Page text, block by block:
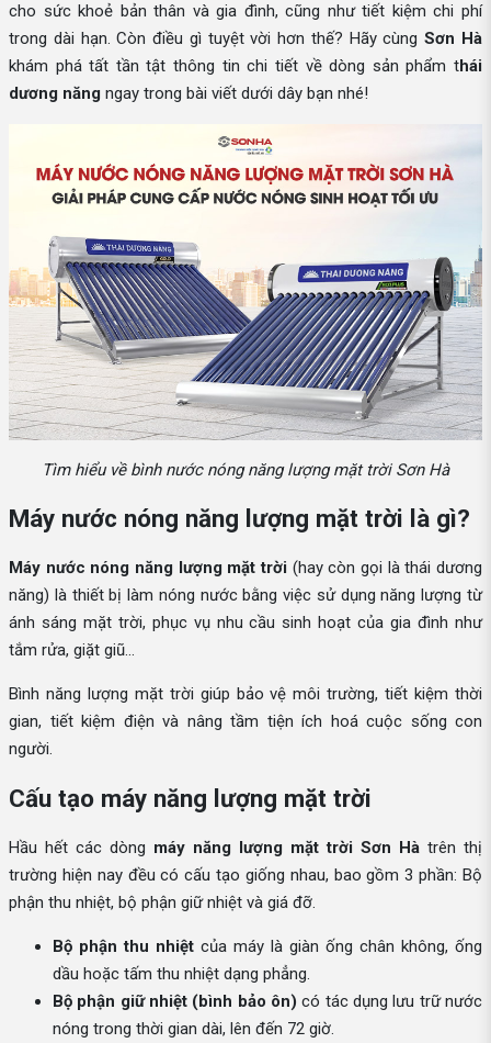
cho sức khoẻ bản thân và gia đình, cũng như tiết kiệm chi phí
trong dài hạn. Còn điều gì tuyệt vời hơn thế? Hãy cùngSơn Hà
khám phá tất tần tật thông tin chi tiết về dòng sản phẩm thái
dương năng ngay trong bài viết dưới dây bạn nhé!
Tìm hiểu về bình nước nóng năng lượng mặt trời Sơn Hà
Máy nước nóng năng lượng mặt trời là gì?
Máy nước nóng năng lượng mặt trời (hay còn gọi là thái dương
năng) là thiết bị làm nóng nước bằng việc sử dụng năng lượng từ
ánh sáng mặt trời, phục vụ nhu cầu sinh hoạt của gia đình như
tắm rửa, giặt giũ...
Bình năng lượng mặt trời giúp bảo vệ môi trường, tiết kiệm thời
gian, tiết kiệm điện và nâng tầm tiện ích hoá cuộc sống con
người.
Cấu tạo máy năng lượng mặt trời
Hầu hết các dòng máy năng lượng mặt trời Sơn Hà trên thị
trường hiện nay đều có cấu tạo giống nhau, bao gồm 3 phần: Bộ
phận thu nhiệt, bộ phận giữ nhiệt và giá đỡ.
Bộ phận thu nhiệt của máy là giàn ống chân không, ống
dầu hoặc tấm thu nhiệt dạng phẳng.
Bộ phận giữ nhiệt (bình bảo ôn) có tác dụng lưu trữ nước
nóng trong thời gian dài, lên đến 72 giờ.